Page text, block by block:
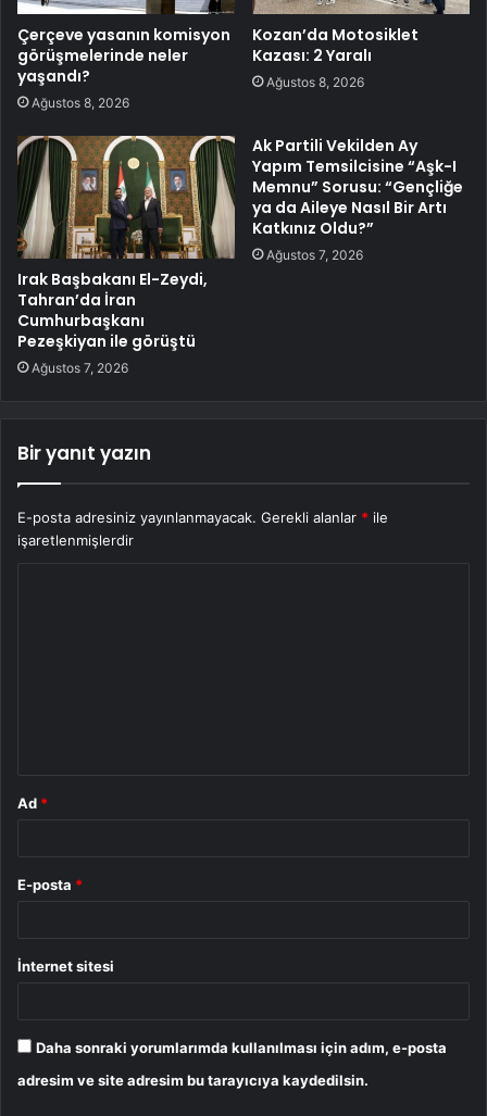
Çerçeve yasanın komisyon
görüşmelerinde neler
yaşandı?
Ağustos 8, 2026
Kozan’da Motosiklet
Kazası: 2 Yaralı
Ağustos 8, 2026
Irak Başbakanı El-Zeydi,
Tahran’da İran
Cumhurbaşkanı
Pezeşkiyan ile görüştü
Ağustos 7, 2026
Ak Partili Vekilden Ay
Yapım Temsilcisine “Aşk-I
Memnu” Sorusu: “Gençliğe
ya da Aileye Nasıl Bir Artı
Katkınız Oldu?”
Ağustos 7, 2026
Bir yanıt yazın
E-posta adresiniz yayınlanmayacak. Gerekli alanlar * ile
işaretlenmişlerdir
Ad *
E-posta *
İnternet sitesi
Daha sonraki yorumlarımda kullanılması için adım, e-posta
adresim ve site adresim bu tarayıcıya kaydedilsin.